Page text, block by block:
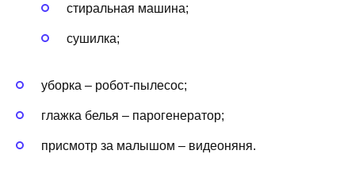
стиральная машина;
сушилка;
уборка – робот-пылесос;
глажка белья – парогенератор;
присмотр за малышом – видеоняня.